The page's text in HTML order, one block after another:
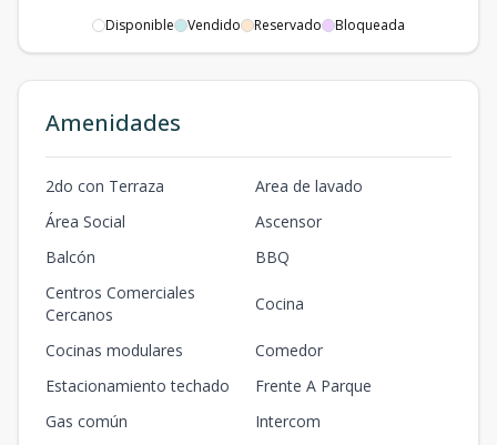
5 3 - - 1
2A
2 -1 97m2 13m2
Disponible Vendido Reservado Bloqueada
Amenidades
2do con Terraza
Area de lavado
Área Social
Ascensor
Balcón
BBQ
Centros Comerciales
Cercanos
Cocina
Cocinas modulares
Comedor
Estacionamiento techado
Frente A Parque
Gas común
Intercom